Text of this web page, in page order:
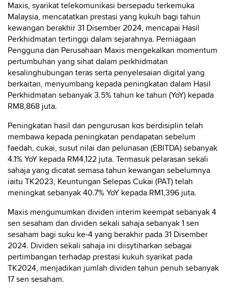
Maxis, syarikat telekomunikasi bersepadu terkemuka
Malaysia, mencatatkan prestasi yang kukuh bagi tahun
kewangan berakhir 31 Disember 2024, mencapai Hasil
Perkhidmatan tertinggi dalam sejarahnya. Perniagaan
Pengguna dan Perusahaan Maxis mengekalkan momentum
pertumbuhan yang sihat dalam perkhidmatan
kesalinghubungan teras serta penyelesaian digital yang
berkaitan, menyumbang kepada peningkatan dalam Hasil
Perkhidmatan sebanyak 3.5% tahun ke tahun (YoY) kepada
RM8,868 juta.
Peningkatan hasil dan pengurusan kos berdisiplin telah
membawa kepada peningkatan pendapatan sebelum
faedah, cukai, susut nilai dan pelunasan (EBITDA) sebanyak
4.1% YoY kepada RM4,122 juta. Termasuk pelarasan sekali
sahaja yang dicatat semasa tahun kewangan sebelumnya
iaitu TK2023, Keuntungan Selepas Cukai (PAT) telah
meningkat sebanyak 40.7% YoY kepada RM1,396 juta.
Maxis mengumumkan dividen interim keempat sebanyak 4
sen sesaham dan dividen sekali sahaja sebanyak 1 sen
sesaham bagi suku ke-4 yang berakhir pada 31 Disember
2024. Dividen sekali sahaja ini diisytiharkan sebagai
pertimbangan terhadap prestasi kukuh syarikat pada
TK2024, menjadikan jumlah dividen tahun penuh sebanyak
17 sen sesaham.